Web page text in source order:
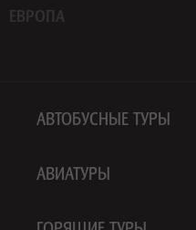
ЕВРОПА
АВТОБУСНЫЕ ТУРЫ
АВИАТУРЫ